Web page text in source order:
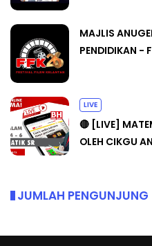
MAJLIS
PENDIDIKAN -
LIVE
🔴 [LIVE]
OLEH CIKGU
JUMLAH PENGUNJUNG